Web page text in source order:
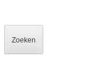
Zoeken